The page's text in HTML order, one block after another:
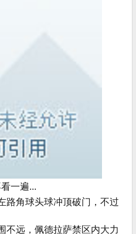
一遍...
路角球头球冲顶破门，不过
不远，佩德拉萨禁区内大力